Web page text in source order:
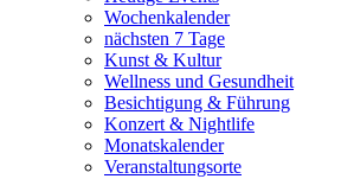
Wochenkalender
nächsten 7 Tage
Kunst & Kultur
Wellness und Gesundheit
Besichtigung & Führung
Konzert & Nightlife
Monatskalender
Veranstaltungsorte